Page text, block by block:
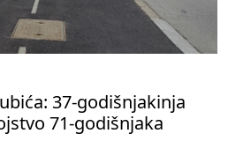
37-godišnjakinja
71-godišnjaka